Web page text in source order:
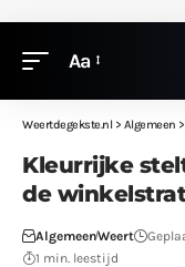
Aa
Weertdegekste.nl> Algemeen >
Kleurrijke
de
AlgemeenWeert
1 min. leestijd